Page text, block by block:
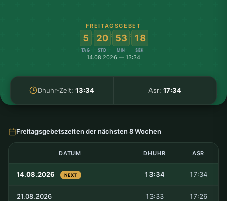
FREITAGSGEBET
5
TAG
: 20
STD
: 53
MIN
: 18
SEK
14.08.2026 — 13:34
Dhuhr-Zeit:13:34 Asr:17:34
Freitagsgebetszeiten der nächsten 8 Wochen
DATUM DHUHR ASR
14.08.2026 NEXT 13:34 17:34
21.08.2026 13:33 17:26